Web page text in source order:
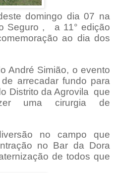
domingo dia 07 na
Seguro ,
a 11° edição
ao dia dos
André Simião, o evento
arrecadar fundo para
Distrito da Agrovila que
uma cirurgia de
no campo que
no Bar da Dora
de todos que